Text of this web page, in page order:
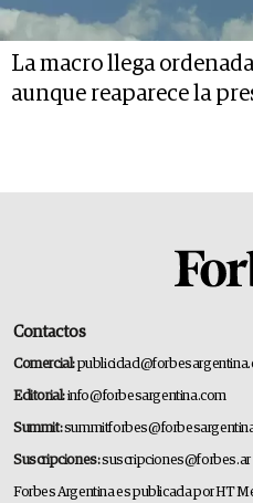
La macro llega
aunque reaparece la
Contactos
Comercial:
Editorial:info@forbesargentina.com
Summit:
Suscripciones:suscripciones@forbes.ar
Forbes Argentina es publicada por HT